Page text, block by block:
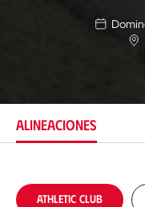
ALINEACIONES
Athletic Club